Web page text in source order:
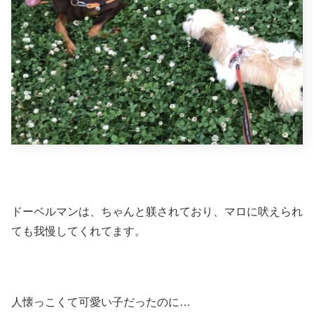
ドーベルマンは、ちゃんと躾されており、マロに吠えられ
ても我慢してくれてます。
人懐っこくて可愛い子だったのに…